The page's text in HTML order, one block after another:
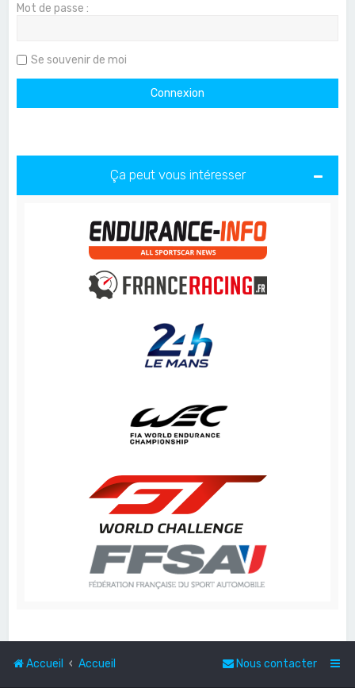
Mot de passe :
Se souvenir de moi
Ça peut vous intéresser
Accueil Accueil Nous contacter